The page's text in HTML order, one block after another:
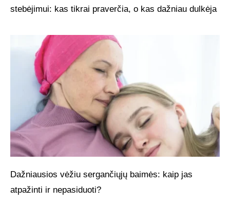
stebėjimui: kas tikrai praverčia, o kas dažniau dulkėja
Dažniausios vėžiu sergančiųjų baimės: kaip jas
atpažinti ir nepasiduoti?